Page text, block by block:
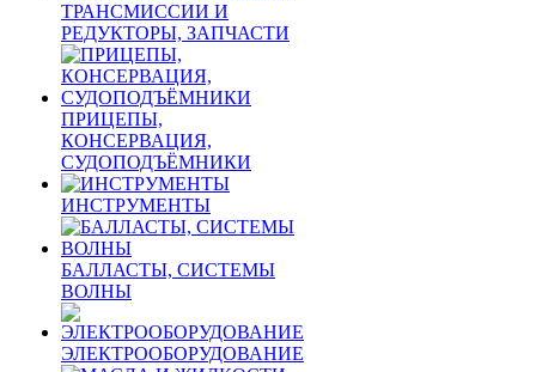
ТРАНСМИССИИ И
РЕДУКТОРЫ, ЗАПЧАСТИ
ПРИЦЕПЫ,
КОНСЕРВАЦИЯ,
СУДОПОДЪЁМНИКИ
ИНСТРУМЕНТЫ
БАЛЛАСТЫ, СИСТЕМЫ
ВОЛНЫ
ЭЛЕКТРООБОРУДОВАНИЕ